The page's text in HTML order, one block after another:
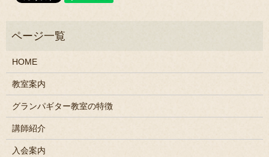
HOME
教室案内
グランパギター教室の特徴
講師紹介
入会案内